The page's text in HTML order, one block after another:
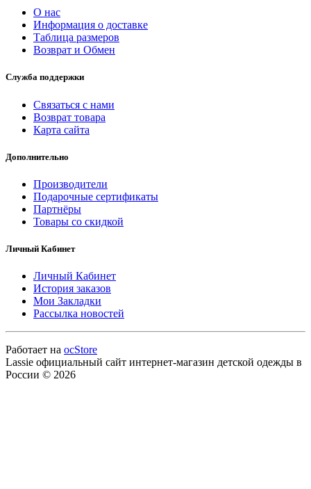
О нас
Информация о доставке
Таблица размеров
Возврат и Обмен
Служба поддержки
Связаться с нами
Возврат товара
Карта сайта
Дополнительно
Производители
Подарочные сертификаты
Партнёры
Товары со скидкой
Личный Кабинет
Личный Кабинет
История заказов
Мои Закладки
Рассылка новостей
Работает на ocStore
Lassie официальный сайт интернет-магазин детской одежды в
России © 2026